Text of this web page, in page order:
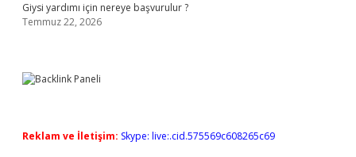
Giysi yardımı için nereye başvurulur ?
Temmuz 22, 2026
Reklam ve İletişim: Skype: live:.cid.575569c608265c69